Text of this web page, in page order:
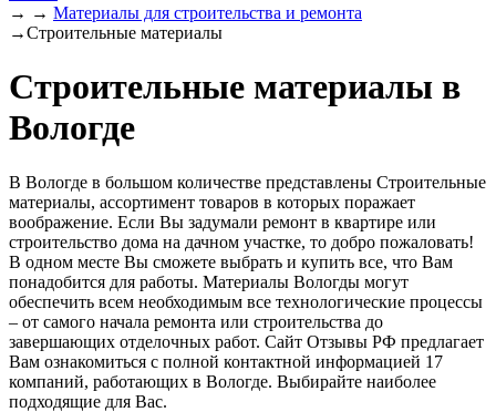
→ → Материалы для строительства и ремонта
→Строительные материалы
Строительные материалы в
Вологде
В Вологде в большом количестве представлены Строительные
материалы, ассортимент товаров в которых поражает
воображение. Если Вы задумали ремонт в квартире или
строительство дома на дачном участке, то добро пожаловать!
В одном месте Вы сможете выбрать и купить все, что Вам
понадобится для работы. Материалы Вологды могут
обеспечить всем необходимым все технологические процессы
– от самого начала ремонта или строительства до
завершающих отделочных работ. Сайт Отзывы РФ предлагает
Вам ознакомиться с полной контактной информацией 17
компаний, работающих в Вологде. Выбирайте наиболее
подходящие для Вас.